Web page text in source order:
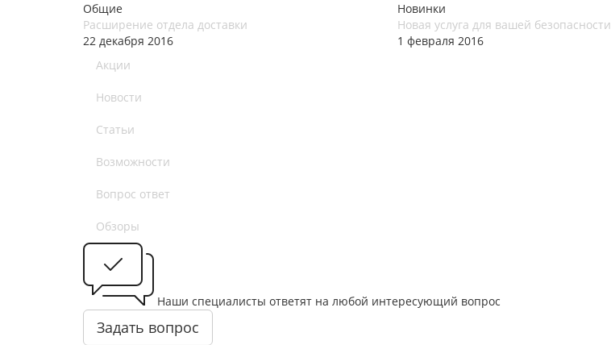
Общие
Расширение отдела доставки
22 декабря 2016
Новинки
Новая услуга для вашей безопасности
1 февраля 2016
Акции
Новости
Статьи
Возможности
Вопрос ответ
Обзоры
Наши специалисты ответят на любой интересующий вопрос
Задать вопрос